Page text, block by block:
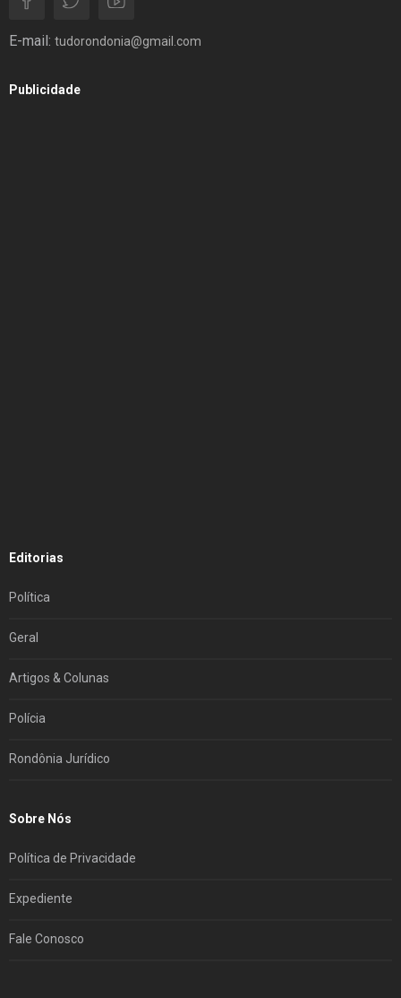
E-mail: tudorondonia@gmail.com
Publicidade
Editorias
Política
Geral
Artigos & Colunas
Polícia
Rondônia Jurídico
Sobre Nós
Política de Privacidade
Expediente
Fale Conosco